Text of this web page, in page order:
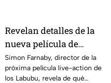
Revelan detalles de la
nueva película de
Labubu: de qué tratará
y cuándo se estrena
Simon Farnaby, director de la
próxima película live-action de
los Labubu, revela de qué